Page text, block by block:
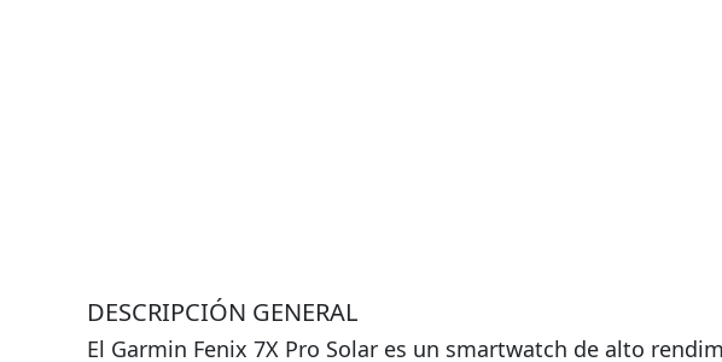
DESCRIPCIÓN GENERAL
El Garmin Fenix 7X Pro Solar es un smartwatch de alto